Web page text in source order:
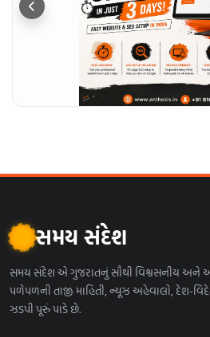
સમય સંદેશ
સમય સંદેશ એ ગુજરાતનું સૌથી વિશ્વસનીય અને
પળેપળની તાજી માહિતી, ન્યૂઝ અહેવાલો, દેશ-
ઝડપી પૂરું પાડે છે.